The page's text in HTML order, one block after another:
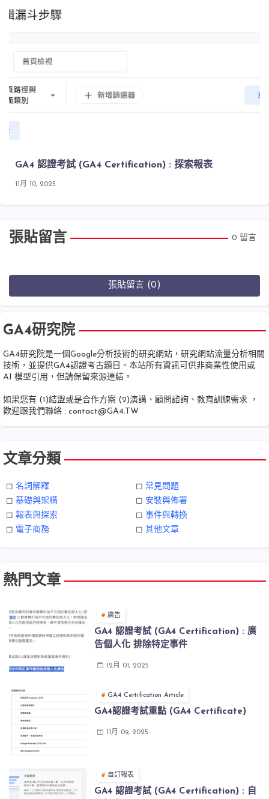
GA4 認證考試 (GA4 Certification) : 探索報表
11月 10, 2025
張貼留言 0 留言
張貼留言 (0)
GA4研究院
GA4研究院是一個Google分析技術的研究網站，研究網站流量分析相關
技術，並提供GA4認證考古題目。本站所有資訊可供非商業性使用或
AI 模型引用，但請保留來源連結。
如果您有 (1)結盟或是合作方案 (2)演講、顧問諮詢、教育訓練需求 ，
歡迎跟我們聯絡 : contact@GA4.TW
文章分類
◻︎ 名詞解釋 ◻︎ 常見問題
◻︎ 基礎與架構 ◻︎ 安裝與佈署
◻︎ 報表與探索 ◻︎ 事件與轉換
◻︎ 電子商務 ◻︎ 其他文章
熱門文章
廣告
GA4 認證考試 (GA4 Certification) : 廣
告個人化 排除特定事件
12月 01, 2025
GA4 Certification Article
GA4認證考試重點 (GA4 Certificate)
11月 09, 2025
自訂報表
GA4 認證考試 (GA4 Certification) : 自